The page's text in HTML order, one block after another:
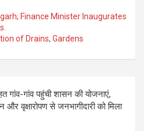
e
gr
a
ail py
Li
n
ar
Finance Minister Inaugurates
of Drains, Gardens
गांव-गांव पहुंची शासन की योजनाएं,
और वृक्षारोपण से जनभागीदारी को मिला